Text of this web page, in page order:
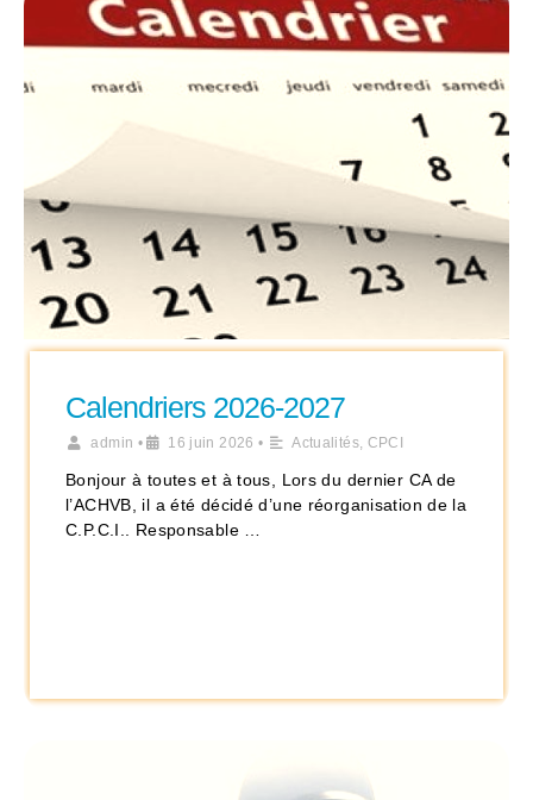
Calendriers 2026-2027
admin • 16 juin 2026 • Actualités, CPCI
Bonjour à toutes et à tous, Lors du dernier CA de
l’ACHVB, il a été décidé d’une réorganisation de la
C.P.C.I.. Responsable …